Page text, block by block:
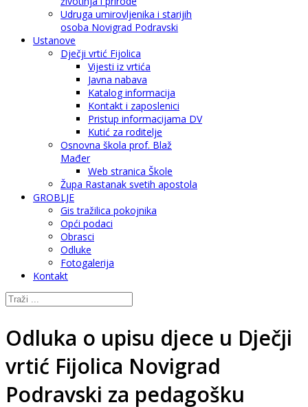
Udruga umirovljenika i starijih
osoba Novigrad Podravski
Ustanove
Dječji vrtić Fijolica
Vijesti iz vrtića
Javna nabava
Katalog informacija
Kontakt i zaposlenici
Pristup informacijama DV
Kutić za roditelje
Osnovna škola prof. Blaž
Mađer
Web stranica Škole
Župa Rastanak svetih apostola
GROBLJE
Gis tražilica pokojnika
Opći podaci
Obrasci
Odluke
Fotogalerija
Kontakt
Odluka o upisu djece u Dječji
vrtić Fijolica Novigrad
Podravski za pedagošku